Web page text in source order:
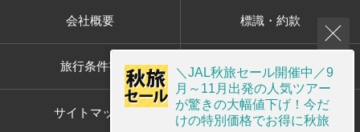
会社概要 標識・約款
旅行条件書 プライバシーポリシー
サイトマップ 画面共有サポート
＼JAL秋旅セール開催中／9
月～11月出発の人気ツアー
が驚きの大幅値下げ！今だ
けの特別価格でお得に秋旅